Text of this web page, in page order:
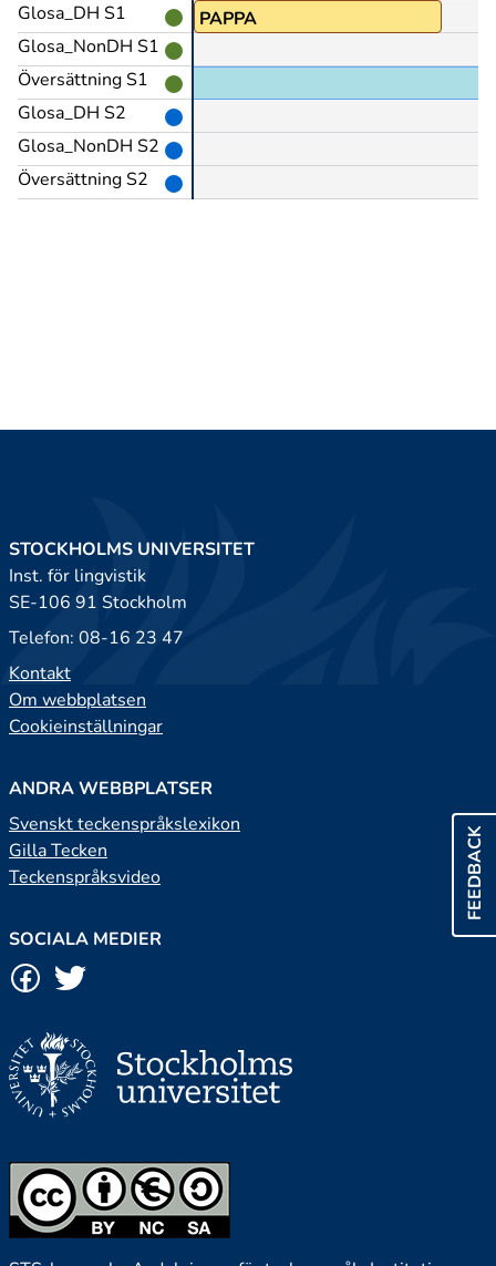
Glosa_DH S1
Glosa_NonDH S1
Översättning S1
Glosa_DH S2
Glosa_NonDH S2
Översättning S2
PAPPA
FEEDBACK
STOCKHOLMS UNIVERSITET
Inst. för lingvistik
SE-106 91 Stockholm
Telefon: 08-16 23 47
Kontakt
Om webbplatsen
Cookieinställningar
ANDRA WEBBPLATSER
Svenskt teckenspråkslexikon
Gilla Tecken
Teckenspråksvideo
SOCIALA MEDIER